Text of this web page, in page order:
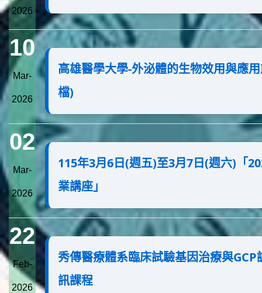
2026
10
Mar-
2026
高雄醫學大學-外泌體的生物效用與應
檔)
02
Mar-
2026
115年3月6日(週五)至3月7日(週六)「
業講座」
22
Feb-
2026
秀傳醫療體系臨床試驗基因治療與
訊課程